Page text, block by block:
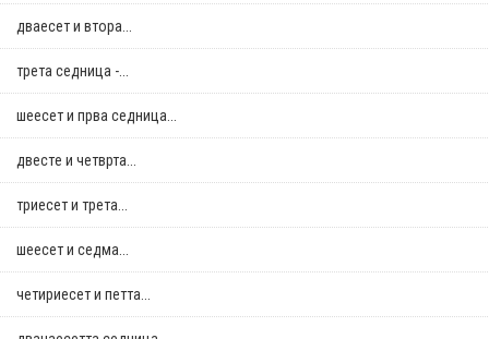
дваесет и втора...
трета седница -...
шеесет и прва седница...
двестe и четврта...
триесет и трета...
шеесет и седма...
четириесет и петта...